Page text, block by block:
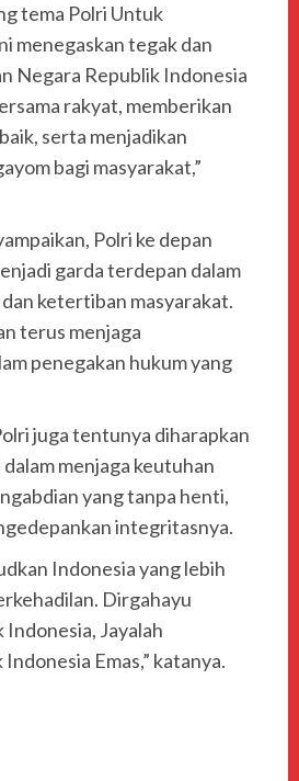
tema Polri Untuk
menegaskan tegak dan
Negara Republik Indonesia
rakyat, memberikan
serta menjadikan
bagi masyarakat,”
Polri ke depan
garda terdepan dalam
ketertiban masyarakat.
terus menjaga
penegakan hukum yang
juga tentunya diharapkan
menjaga keutuhan
yang tanpa henti,
integritasnya.
Indonesia yang lebih
Dirgahayu
Jayalah
Emas,” katanya.